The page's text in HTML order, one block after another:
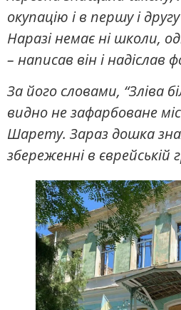
окупацію і в першу і
Наразі немає ні школи,
– написав він і надіслав
За його словами, “Зліва
видно не зафарбоване
Шарету. Зараз дошка
збереженні в єврейській